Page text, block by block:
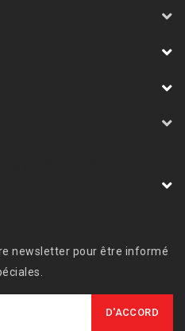
newsletter pour être informé